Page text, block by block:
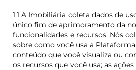
1.1 A Imobiliária coleta dados de
único fim de aprimoramento da
funcionalidades e recursos. Nós
sobre como você usa a
conteúdo que você visualiza ou
os recursos que você usa; as